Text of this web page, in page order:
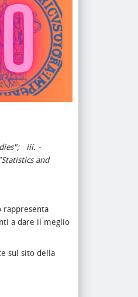
iii. -
and
rappresenta
a dare il meglio
sul sito della